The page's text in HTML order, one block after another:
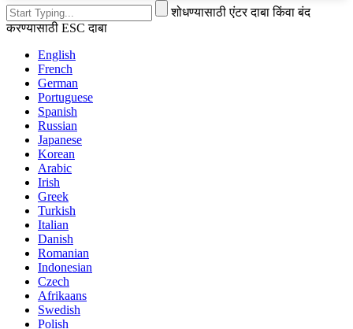
शोधण्यासाठी एंटर दाबा किंवा बंद
करण्यासाठी ESC दाबा
English
French
German
Portuguese
Spanish
Russian
Japanese
Korean
Arabic
Irish
Greek
Turkish
Italian
Danish
Romanian
Indonesian
Czech
Afrikaans
Swedish
Polish